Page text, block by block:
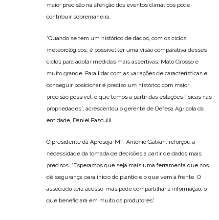
maior precisão na aferição dos eventos climáticos pode
contribuir sobremaneira.
“Quando se tem um histórico de dados, com os ciclos
meteorológicos, é possível ter uma visão comparativa desses
ciclos para adotar medidas mais assertivas. Mato Grosso é
muito grande. Para lidar com as variações de características e
conseguir posicionar é preciso um histórico com maior
precisão possível, o que temos a partir das estações físicas nas
propriedades”, acrescentou o gerente de Defesa Agrícola da
entidade, Daniel Pasculli.
O presidente da Aprosoja-MT, Antonio Galvan, reforçou a
necessidade da tomada de decisões a partir de dados mais
precisos. “Esperamos que seja mais uma ferramenta que nos
dê segurança para início do plantio e o que vem à frente. O
associado terá acesso, mas pode compartilhar a informação, o
que beneficiará em muito os produtores”.